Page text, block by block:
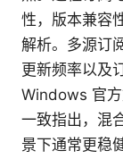
性，版本兼容
解析。多源订
更新频率以及
Windows 官
一致指出，混
景下通常更稳